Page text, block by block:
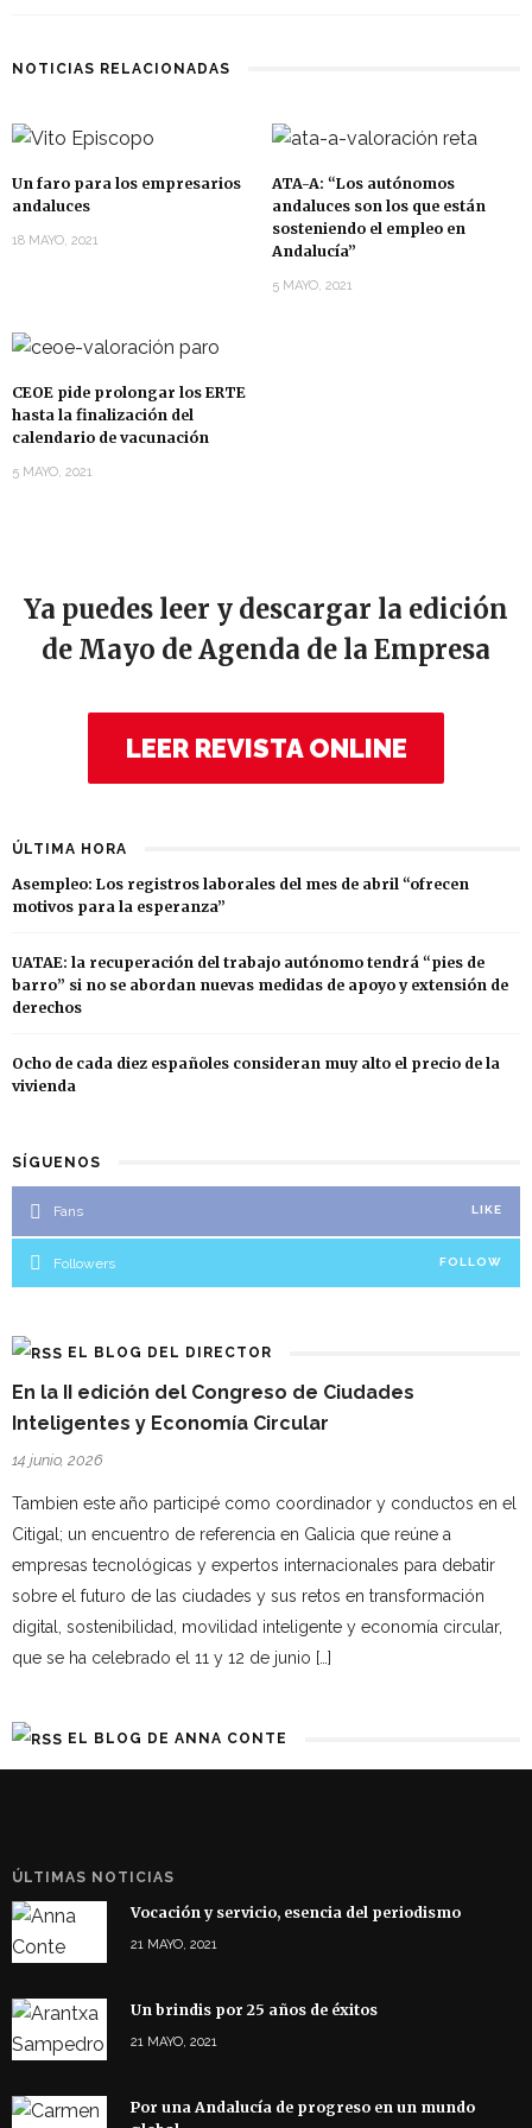
NOTICIAS RELACIONADAS
Un faro para los empresarios
andaluces
18 MAYO, 2021
ATA-A: “Los autónomos
andaluces son los que están
sosteniendo el empleo en
Andalucía”
5 MAYO, 2021
CEOE pide prolongar los ERTE
hasta la finalización del
calendario de vacunación
5 MAYO, 2021
Ya puedes leer y descargar la edición
de Mayo de Agenda de la Empresa
LEER REVISTA ONLINE
ÚLTIMA HORA
Asempleo: Los registros laborales del mes de abril “ofrecen
motivos para la esperanza”
UATAE: la recuperación del trabajo autónomo tendrá “pies de
barro” si no se abordan nuevas medidas de apoyo y extensión de
derechos
Ocho de cada diez españoles consideran muy alto el precio de la
vivienda
SÍGUENOS
Fans LIKE
Followers FOLLOW
EL BLOG DEL DIRECTOR
En la II edición del Congreso de Ciudades
Inteligentes y Economía Circular
14 junio, 2026
Tambien este año participé como coordinador y conductos en el
Citigal; un encuentro de referencia en Galicia que reúne a
empresas tecnológicas y expertos internacionales para debatir
sobre el futuro de las ciudades y sus retos en transformación
digital, sostenibilidad, movilidad inteligente y economía circular,
que se ha celebrado el 11 y 12 de junio […]
EL BLOG DE ANNA CONTE
ÚLTIMAS NOTICIAS
Vocación y servicio, esencia del periodismo
21 MAYO, 2021
Un brindis por 25 años de éxitos
21 MAYO, 2021
Por una Andalucía de progreso en un mundo